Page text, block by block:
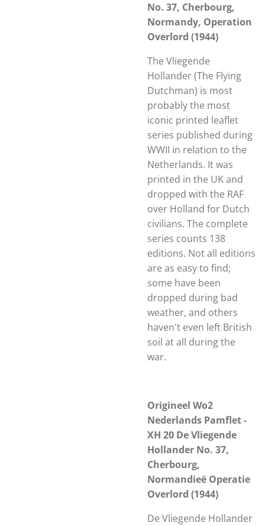
No. 37, Cherbourg,
Normandy, Operation
Overlord (1944)
The Vliegende
Hollander (The Flying
Dutchman) is most
probably the most
iconic printed leaflet
series published during
WWII in relation to the
Netherlands. It was
printed in the UK and
dropped with the RAF
over Holland for Dutch
civilians. The complete
series counts 138
editions. Not all editions
are as easy to find;
some have been
dropped during bad
weather, and others
haven't even left British
soil at all during the
war.
Origineel Wo2
Nederlands Pamflet -
XH 20 De Vliegende
Hollander No. 37,
Cherbourg,
Normandieë Operatie
Overlord (1944)
De Vliegende Hollander